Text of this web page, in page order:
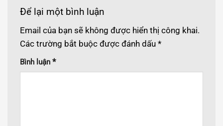
Để lại một bình luận
Email của bạn sẽ không được hiển thị công khai.
Các trường bắt buộc được đánh dấu *
Bình luận *